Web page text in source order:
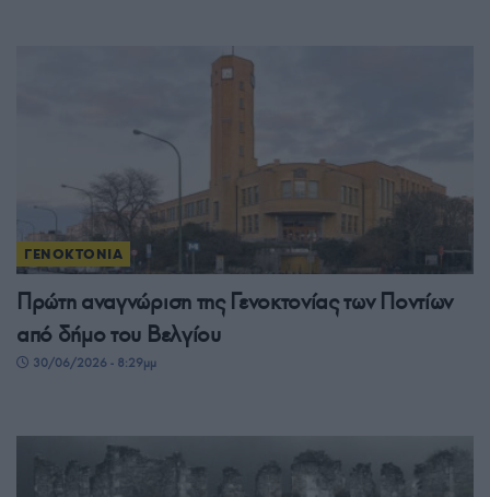
ΓΕΝΟΚΤΟΝΙΑ
Πρώτη αναγνώριση της Γενοκτονίας των Ποντίων
από δήμο του Βελγίου
30/06/2026 - 8:29μμ